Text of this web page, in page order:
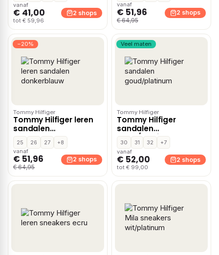
vanaf
€ 41,00
tot € 59,96
2 shops
vanaf
€ 51,96
€ 64,95
2 shops
−20%
Tommy Hilfiger
Tommy Hilfiger leren
sandalen
donkerblauw
25 26 27
+8
vanaf
€ 51,96
€ 64,95
2 shops
Veel maten
Tommy Hilfiger
Tommy Hilfiger
sandalen
goud/platinum
30 31 32
+7
vanaf
€ 52,00
tot € 99,00
2 shops